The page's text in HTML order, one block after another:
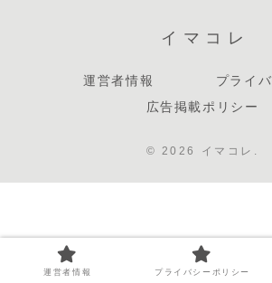
イマコレ
運営者情報
プライ
広告掲載ポリシー
© 2026 イマコレ.
運営者情報 プライバシーポリシー